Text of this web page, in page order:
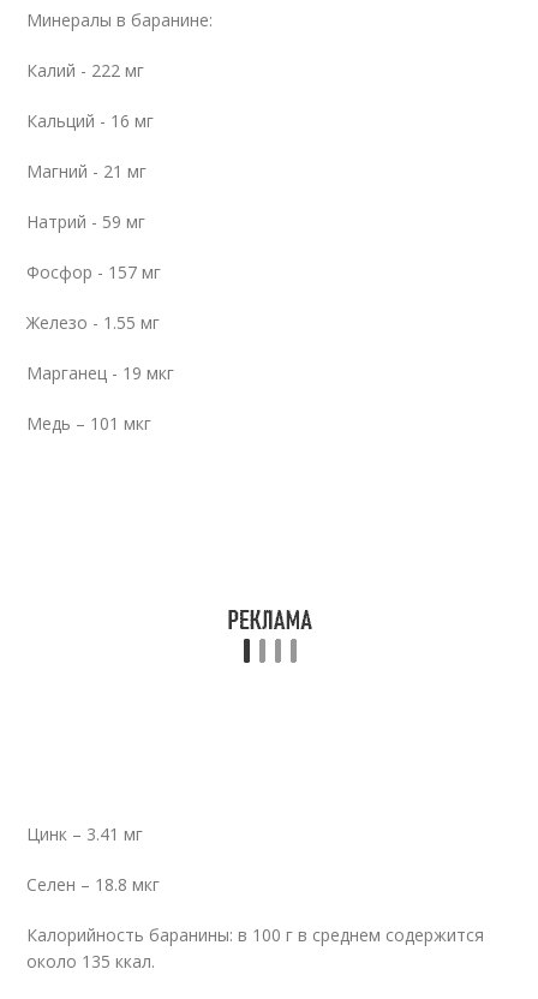
Минералы в баранине:
Калий - 222 мг
Кальций - 16 мг
Магний - 21 мг
Натрий - 59 мг
Фосфор - 157 мг
Железо - 1.55 мг
Марганец - 19 мкг
Медь – 101 мкг
Цинк – 3.41 мг
Селен – 18.8 мкг
Калорийность баранины: в 100 г в среднем содержится
около 135 ккал.